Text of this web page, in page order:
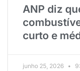
ANP diz
curto e
junho 25, 2026